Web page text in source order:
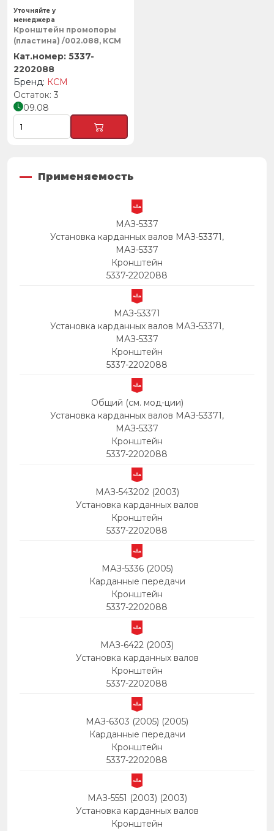
Кронштейн промопоры
(пластина) /002.088, КСМ
5337-
2202088
КСМ
3
09.08
Уточняйте у
менеджера
Применяемость
МАЗ-5337
Установка карданных валов МАЗ-53371,
МАЗ-5337
Кронштейн
5337-2202088
МАЗ-53371
Установка карданных валов МАЗ-53371,
МАЗ-5337
Кронштейн
5337-2202088
Общий (см. мод-ции)
Установка карданных валов МАЗ-53371,
МАЗ-5337
Кронштейн
5337-2202088
МАЗ-543202 (2003)
Установка карданных валов
Кронштейн
5337-2202088
МАЗ-5336 (2005)
Карданные передачи
Кронштейн
5337-2202088
МАЗ-6422 (2003)
Установка карданных валов
Кронштейн
5337-2202088
МАЗ-6303 (2005) (2005)
Карданные передачи
Кронштейн
5337-2202088
МАЗ-5551 (2003) (2003)
Установка карданных валов
Кронштейн